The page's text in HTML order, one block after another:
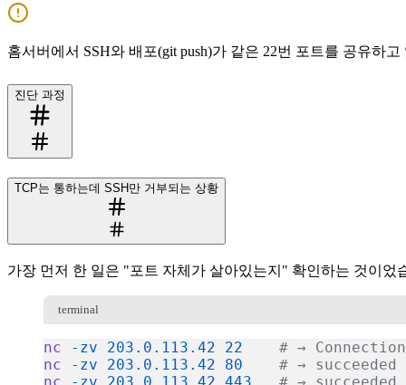
홈서버에서 SSH와 배포(git push)가 같은 22번 포트를 공유하
진단 과정
TCP는 통하는데 SSH만 거부되는 상황
가장 먼저 한 일은 "포트 자체가 살아있는지" 확인하는 것이었
terminal
nc -zv 203.0.113.42 22
# →
nc -zv 203.0.113.42 80
    # → succeeded
nc -zv 203.0.113.42 443
   # → succeeded